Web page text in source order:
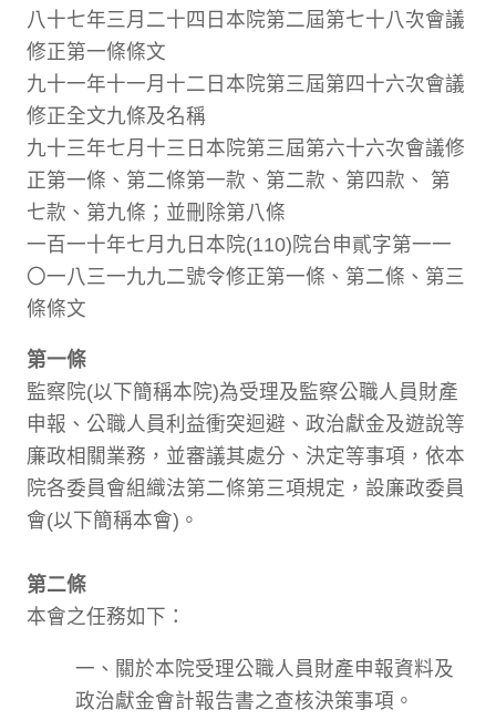
八十七年三月二十四日本院第二屆第七十八次會議
修正第一條條文
九十一年十一月十二日本院第三屆第四十六次會議
修正全文九條及名稱
九十三年七月十三日本院第三屆第六十六次會議修
正第一條、第二條第一款、第二款、第四款、 第
七款、第九條；並刪除第八條
一百一十年七月九日本院(110)院台申貳字第一一
〇一八三一九九二號令修正第一條、第二條、第三
條條文
第一條
監察院(以下簡稱本院)為受理及監察公職人員財產
申報、公職人員利益衝突迴避、政治獻金及遊說等
廉政相關業務，並審議其處分、決定等事項，依本
院各委員會組織法第二條第三項規定，設廉政委員
會(以下簡稱本會)。
第二條
本會之任務如下：
一、關於本院受理公職人員財產申報資料及
政治獻金會計報告書之查核決策事項。